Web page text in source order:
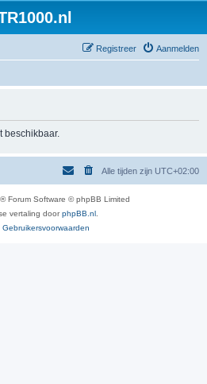
Aanmelden
Registreer
beschikbaar.
Alle tijden zijn UTC+02:00
® Forum Software © phpBB Limited
vertaling doorphpBB.nl
Gebruikersvoorwaarden